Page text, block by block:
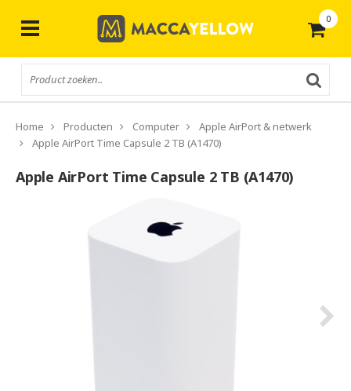
0
Home Producten Computer
Apple AirPort & netwerk
Apple AirPort Time Capsule 2 TB (A1470)
Apple AirPort Time Capsule 2 TB (A1470)